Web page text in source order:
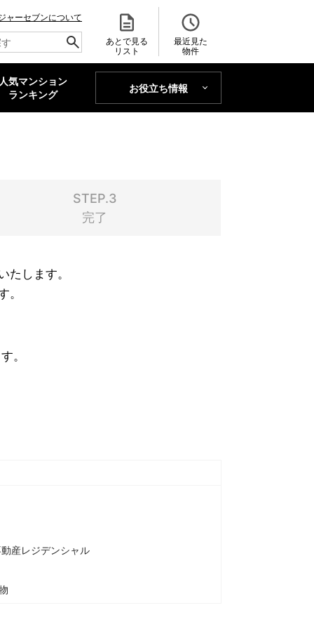
ャーセブンについて
あとで見る
リスト
最近見た
物件
気マンション
ランキング
お役立ち情報
MAJOR'S BLOG
STEP.3
完了
たします。
。
。
産レジデンシャル